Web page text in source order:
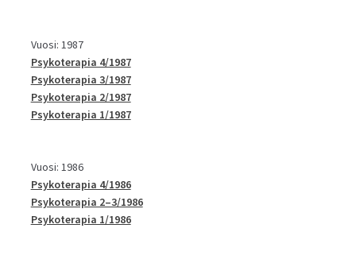
Vuosi: 1987
Psykoterapia 4/1987
Psykoterapia 3/1987
Psykoterapia 2/1987
Psykoterapia 1/1987
Vuosi: 1986
Psykoterapia 4/1986
Psykoterapia 2–3/1986
Psykoterapia 1/1986